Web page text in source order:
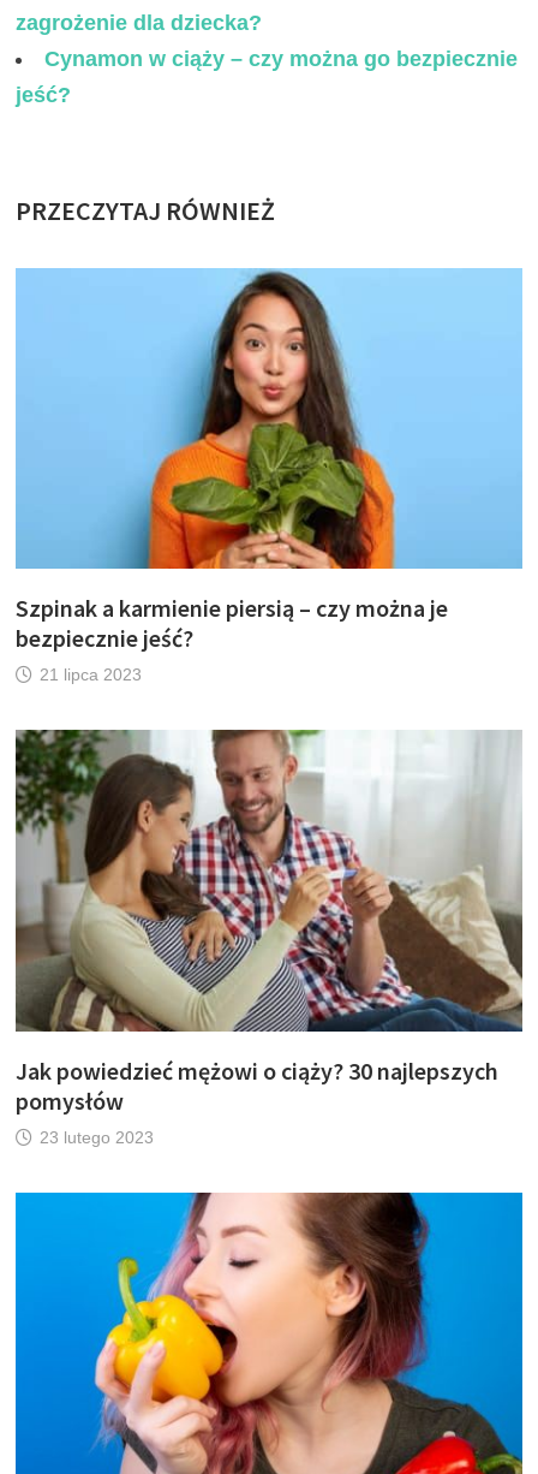
zagrożenie dla dziecka?
Cynamon w ciąży – czy można go bezpiecznie
jeść?
PRZECZYTAJ RÓWNIEŻ
Szpinak a karmienie piersią – czy można je
bezpiecznie jeść?
21 lipca 2023
Jak powiedzieć mężowi o ciąży? 30 najlepszych
pomysłów
23 lutego 2023